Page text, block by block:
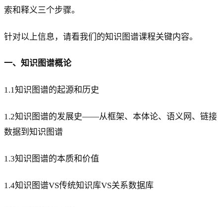
索和释义三个步骤。
针对以上信息，请看我们的知识图谱课程关键内容。
一、知识图谱概论
1.1知识图谱的起源和历史
1.2知识图谱的发展史——从框架、本体论、语义网、链接
数据到知识图谱
1.3知识图谱的本质和价值
1.4知识图谱VS传统知识库VS关系数据库